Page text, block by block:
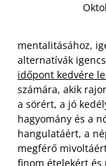
mentalitásához,
alternatívák
időpont kedvére
számára, akik
a sörért, a jó
hagyomány és a
hangulatáért, a
megférő
finom ételekért és